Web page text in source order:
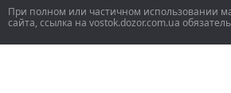
При полном или частичном использовании
сайта, ссылка на vostok.dozor.com.ua